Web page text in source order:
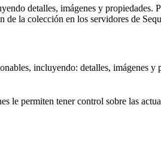
detalles, imágenes y
la colección en los servidores de
incluyendo: detalles, imágenes
le permiten tener control sobre las